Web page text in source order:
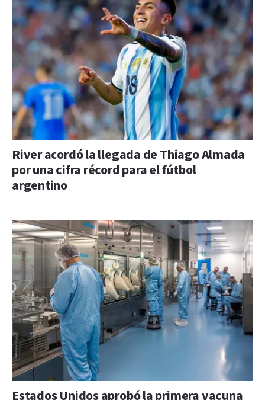
River acordó la llegada de Thiago Almada
por una cifra récord para el fútbol
argentino
Estados Unidos aprobó la primera vacuna